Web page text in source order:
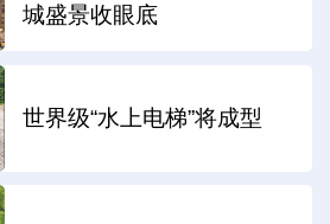
城盛景收眼底
世界级“水上电梯”将成型